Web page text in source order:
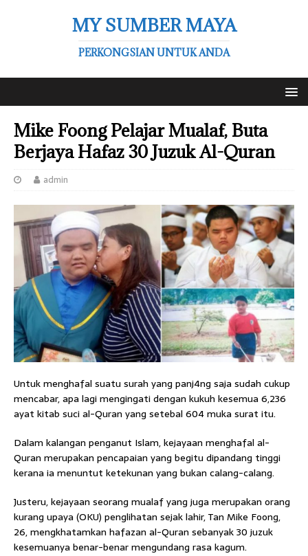
MY SUMBER MAYA
PERKONGSIAN UNTUK ANDA
Mike Foong Pelajar Mualaf, Buta
Berjaya Hafaz 30 Juzuk Al-Quran
admin
Untuk menghafal suatu surah yang panj4ng saja sudah cukup
mencabar, apa lagi mengingati dengan kukuh kesemua 6,236
ayat kitab suci al-Quran yang setebal 604 muka surat itu.
Dalam kalangan penganut Islam, kejayaan menghafal al-
Quran merupakan pencapaian yang begitu dipandang tinggi
kerana ia menuntut ketekunan yang bukan calang-calang.
Justeru, kejayaan seorang mualaf yang juga merupakan orang
kurang upaya (OKU) penglihatan sejak lahir, Tan Mike Foong,
26, mengkhatamkan hafazan al-Quran sebanyak 30 juzuk
kesemuanya benar-benar mengundang rasa kagum.